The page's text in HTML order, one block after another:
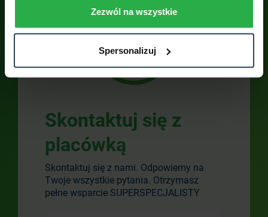
Zezwól na wszystkie
Spersonalizuj
Skontaktuj się z
placówką
Skontaktuj się z nami. Odpowiemy na
Twoje wszystkie pytania. Otrzymasz
pełne wsparcie SUPERSPECJALISTY